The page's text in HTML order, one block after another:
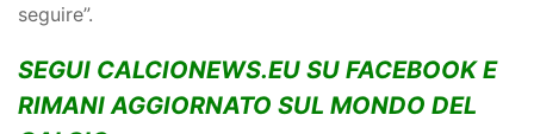
seguire”.
SEGUI CALCIONEWS.EU SU FACEBOOK E
RIMANI AGGIORNATO SUL MONDO DEL